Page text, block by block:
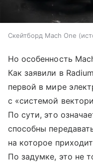
Скейтборд Mach One
Но особенность
Как заявили в
первой в мире
с «системой
По сути, это
способны
на которое
По задумке, это не